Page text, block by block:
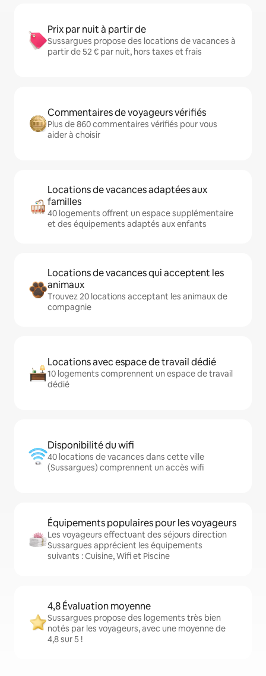
Prix par nuit à partir de
Sussargues propose des locations de vacances à
partir de 52 € par nuit, hors taxes et frais
Commentaires de voyageurs vérifiés
Plus de 860 commentaires vérifiés pour vous
aider à choisir
Locations de vacances adaptées aux
familles
40 logements offrent un espace supplémentaire
et des équipements adaptés aux enfants
Locations de vacances qui acceptent les
animaux
Trouvez 20 locations acceptant les animaux de
compagnie
Locations avec espace de travail dédié
10 logements comprennent un espace de travail
dédié
Disponibilité du wifi
40 locations de vacances dans cette ville
(Sussargues) comprennent un accès wifi
Équipements populaires pour les voyageurs
Les voyageurs effectuant des séjours direction
Sussargues apprécient les équipements
suivants : Cuisine, Wifi et Piscine
4,8 Évaluation moyenne
Sussargues propose des logements très bien
notés par les voyageurs, avec une moyenne de
4,8 sur 5 !